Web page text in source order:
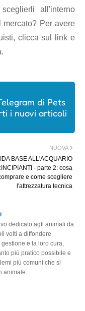
all'interno
Per avere
clicca sul link e
di Pets
i nuovi articoli
NUOVA
BASE ALL'ACQUARIO
- parte 2: cosa
e come scegliere
l'attrezzatura tecnica
dedicato agli animali da
volti a diffondere
e la loro cura,
più pratico possibile e
più comuni che si
animale.